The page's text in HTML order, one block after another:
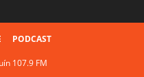
PODCAST
107.9 FM